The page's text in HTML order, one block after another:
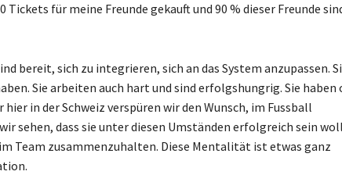
für meine Freunde gekauft und 90 % dieser Freunde
bereit, sich zu integrieren, sich an das System anzupassen.
Sie arbeiten auch hart und sind erfolgshungrig. Sie haben
in der Schweiz verspüren wir den Wunsch, im Fussball
sehen, dass sie unter diesen Umständen erfolgreich sein
Team zusammenzuhalten. Diese Mentalität ist etwas ganz